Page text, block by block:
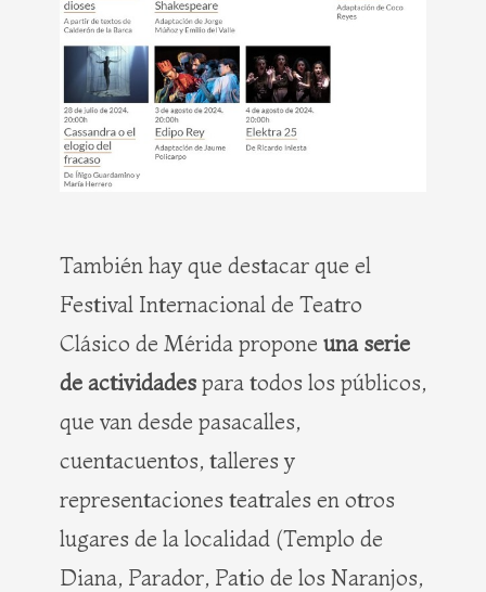
También hay que destacar que el
Festival Internacional de Teatro
Clásico de Mérida propone una serie
de actividades para todos los públicos,
que van desde pasacalles,
cuentacuentos, talleres y
representaciones teatrales en otros
lugares de la localidad (Templo de
Diana, Parador, Patio de los Naranjos,